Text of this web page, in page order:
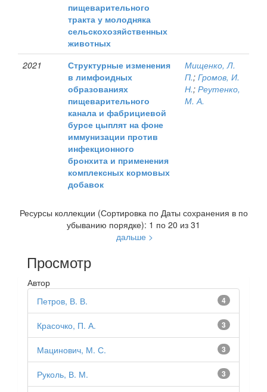
пищеварительного
тракта у молодняка
сельскохозяйственных
животных
2021
Структурные изменения
в лимфоидных
образованиях
пищеварительного
канала и фабрициевой
бурсе цыплят на фоне
иммунизации против
инфекционного
бронхита и применения
комплексных кормовых
добавок
Мищенко, Л.
П.; Громов, И.
Н.; Реутенко,
М. А.
Ресурсы коллекции (Сортировка по Даты сохранения в по
убыванию порядке): 1 по 20 из 31
дальше >
Просмотр
Автор
4
Петров, В. В.
3
Красочко, П. А.
3
Мацинович, М. С.
3
Руколь, В. М.